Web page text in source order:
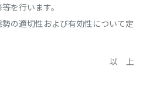
ローン
対応ローン
を行います。
の適切性および有効性について定
以 上